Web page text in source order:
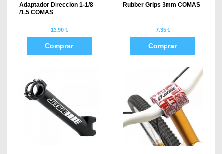
Adaptador Direccion 1-1/8
/1.5 COMAS
13.90 €
Comprar
Rubber Grips 3mm COMAS
7.35 €
Comprar